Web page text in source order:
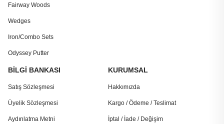
Fairway Woods
Wedges
Iron/Combo Sets
Odyssey Putter
BİLGİ BANKASI
Satış Sözleşmesi
Üyelik Sözleşmesi
Aydınlatma Metni
KURUMSAL
Hakkımızda
Kargo / Ödeme / Teslimat
İptal / İade / Değişim